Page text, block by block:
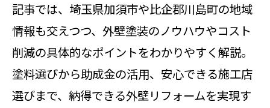
記事では、埼玉県加須市や比企郡川島町の地域
情報も交えつつ、外壁塗装のノウハウやコスト
削減の具体的なポイントをわかりやすく解説。
塗料選びから助成金の活用、安心できる施工店
選びまで、納得できる外壁リフォームを実現す